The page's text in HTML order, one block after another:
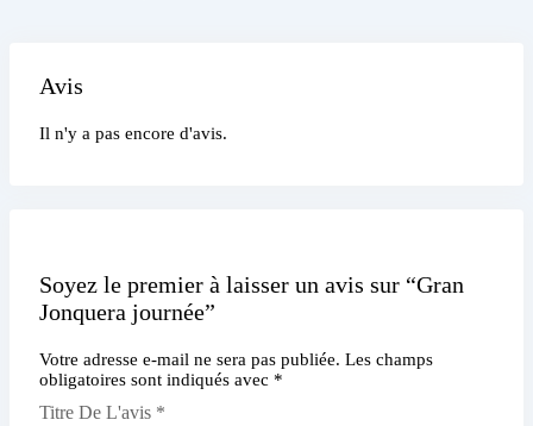
Avis
Il n'y a pas encore d'avis.
Soyez le premier à laisser un avis sur “Gran
Jonquera journée”
Votre adresse e-mail ne sera pas publiée. Les champs
obligatoires sont indiqués avec *
Titre De L'avis *